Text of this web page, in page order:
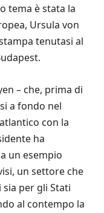
tema è stata la
Ursula von
tenutasi al
– che, prima di
a fondo nel
con la
ha
un esempio
un settore che
per gli Stati
al contempo la